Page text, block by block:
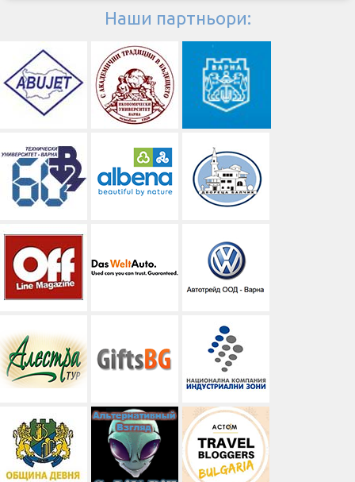
Наши партньори: